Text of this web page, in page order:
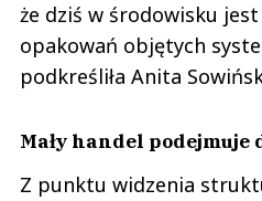
że dziś w środowisku
opakowań objętych
podkreśliła Anita
Mały handel podejmuje
Z punktu widzenia